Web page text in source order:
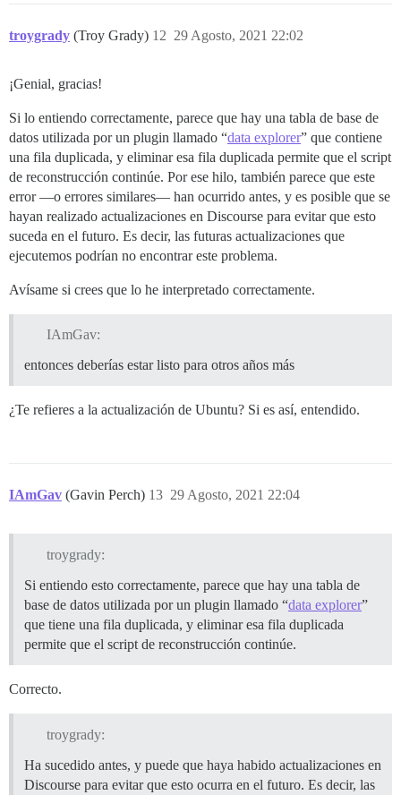
troygrady (Troy Grady) 29 Agosto, 2021 22:02
12
¡Genial, gracias!
Si lo entiendo correctamente, parece que hay una tabla de base de
datos utilizada por un plugin llamado “data explorer” que contiene
una fila duplicada, y eliminar esa fila duplicada permite que el script
de reconstrucción continúe. Por ese hilo, también parece que este
error —o errores similares— han ocurrido antes, y es posible que se
hayan realizado actualizaciones en Discourse para evitar que esto
suceda en el futuro. Es decir, las futuras actualizaciones que
ejecutemos podrían no encontrar este problema.
Avísame si crees que lo he interpretado correctamente.
IAmGav:
entonces deberías estar listo para otros años más
¿Te refieres a la actualización de Ubuntu? Si es así, entendido.
IAmGav (Gavin Perch) 29 Agosto, 2021 22:04
13
troygrady:
Si entiendo esto correctamente, parece que hay una tabla de
base de datos utilizada por un plugin llamado “data explorer”
que tiene una fila duplicada, y eliminar esa fila duplicada
permite que el script de reconstrucción continúe.
Correcto.
troygrady:
Ha sucedido antes, y puede que haya habido actualizaciones en
Discourse para evitar que esto ocurra en el futuro. Es decir, las